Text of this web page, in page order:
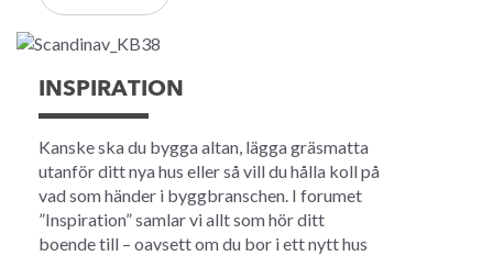
INSPIRATION
Kanske ska du bygga altan, lägga gräsmatta
utanför ditt nya hus eller så vill du hålla koll på
vad som händer i byggbranschen. I forumet
”Inspiration” samlar vi allt som hör ditt
boende till – oavsett om du bor i ett nytt hus